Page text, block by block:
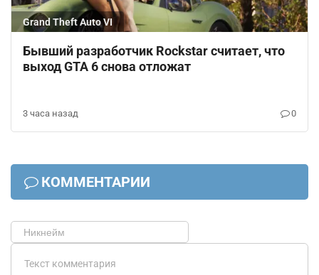
Grand Theft Auto VI
Бывший разработчик Rockstar считает, что
выход GTA 6 снова отложат
3 часа назад 0
КОММЕНТАРИИ